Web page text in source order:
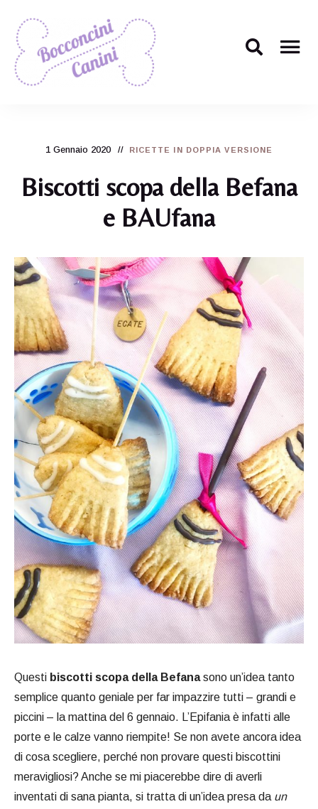
1 Gennaio 2020 RICETTE IN DOPPIA VERSIONE
Biscotti scopa della Befana
e BAUfana
Questi biscotti scopa della Befanasono un’idea tanto
semplice quanto geniale per far impazzire tutti – grandi e
piccini – la mattina del 6 gennaio. L’Epifania è infatti alle
porte e le calze vanno riempite! Se non avete ancora idea
di cosa scegliere, perché non provare questi biscottini
meravigliosi? Anche se mi piacerebbe dire di averli
inventati di sana pianta, si tratta di un’idea presa da un